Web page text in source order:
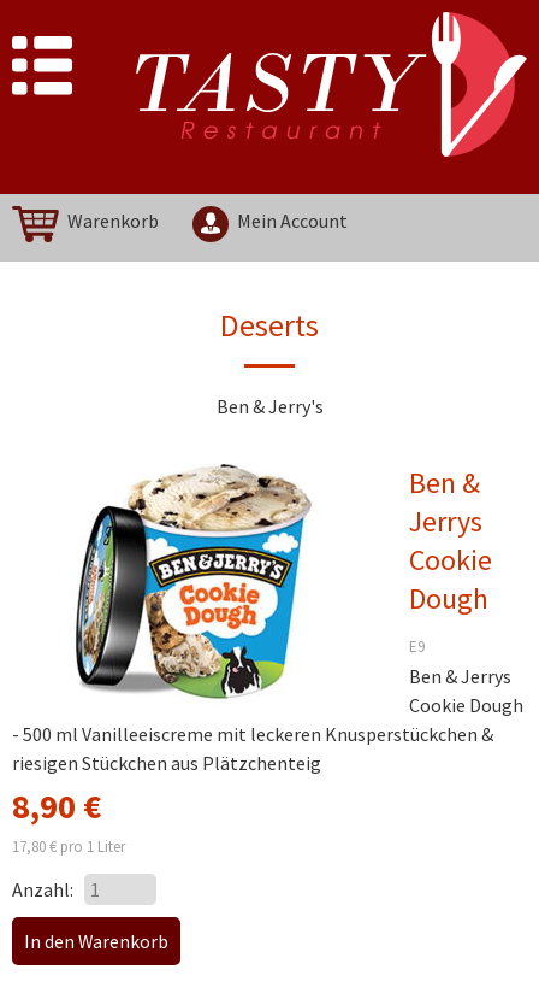
Warenkorb Mein Account
Deserts
Ben & Jerry's
Ben &
Jerrys
Cookie
Dough
E9
Ben & Jerrys
Cookie Dough
- 500 ml Vanilleeiscreme mit leckeren Knusperstückchen &
riesigen Stückchen aus Plätzchenteig
8,90 €
17,80€ pro 1 Liter
Anzahl: